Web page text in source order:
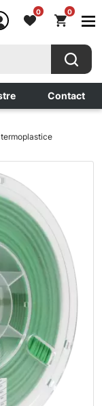
0 0
Contact